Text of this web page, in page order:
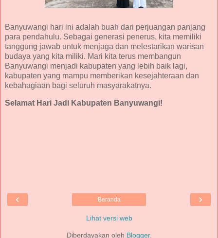
Banyuwangi hari ini adalah buah dari perjuangan panjang
para pendahulu. Sebagai generasi penerus, kita memiliki
tanggung jawab untuk menjaga dan melestarikan warisan
budaya yang kita miliki. Mari kita terus membangun
Banyuwangi menjadi kabupaten yang lebih baik lagi,
kabupaten yang mampu memberikan kesejahteraan dan
kebahagiaan bagi seluruh masyarakatnya.
Selamat Hari Jadi Kabupaten Banyuwangi!
‹ ›
Beranda
Lihat versi web
Diberdayakan oleh Blogger.